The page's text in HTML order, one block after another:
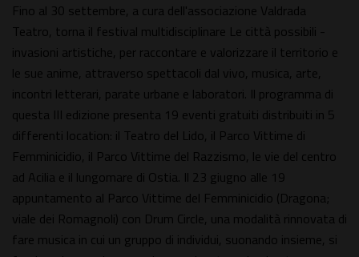
Fino al 30 settembre, a cura dell'associazione Valdrada
Teatro, torna il festival multidisciplinare Le città possibili -
invasioni artistiche, per raccontare e valorizzare il territorio e
le sue anime, attraverso spettacoli dal vivo, musica, arte,
incontri letterari, parate urbane e laboratori. Il programma di
questa III edizione presenta 19 eventi gratuiti distribuiti in 5
differenti location: il Teatro del Lido, il Parco Vittime di
Femminicidio, il Parco Vittime del Razzismo, le vie del centro
ad Acilia e il lungomare di Ostia. Il 23 giugno alle 19
appuntamento al Parco Vittime del Femminicidio (Dragona;
viale dei Romagnoli) con Drum Circle, una modalità rinnovata di
fare musica in cui un gruppo di individui, suonando insieme, si